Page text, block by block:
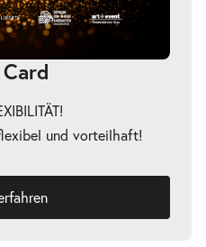
und vorteilhaft!